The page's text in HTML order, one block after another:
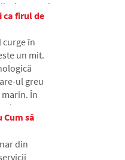
cu greuconturi
date
moarte și
la ele? În
ordine în
astăzi.
ca firul de
curge în
un mit.
ul greu
În
despre
cum
optice, ce
Cum să
din